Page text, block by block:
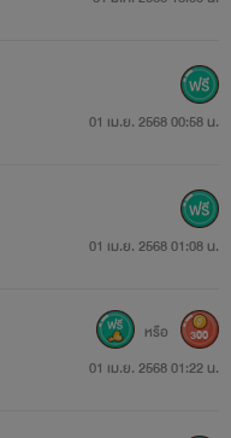
01 เม.ย. 2568 00:58 น.
01 เม.ย. 2568 01:08 น.
01 เม.ย. 2568 01:22 น.
หรือ 300